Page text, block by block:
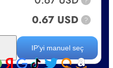
0.67 USD ?
IP'yi manuel seç